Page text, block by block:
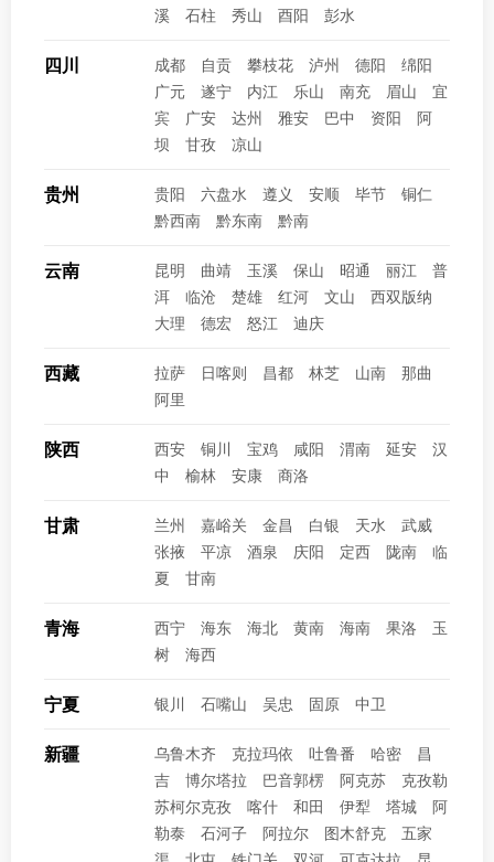
溪
石柱 秀山 酉阳 彭水
四川 成都 自贡 攀枝花 泸州 德阳
绵阳
广元
遂宁 内江 乐山 南充 眉山
宜
宾
广安 达州 雅安 巴中 资阳
阿
坝
甘孜 凉山
贵州 贵阳 六盘水 遵义 安顺 毕节
铜仁
黔西南
黔东南 黔南
云南 昆明 曲靖 玉溪 保山 昭通 丽江
普
洱
临沧 楚雄 红河 文山
西双版纳
大理
德宏 怒江 迪庆
西藏 拉萨 日喀则 昌都 林芝 山南
那曲
阿里
陕西 西安 铜川 宝鸡 咸阳 渭南 延安
汉
中
榆林 安康 商洛
甘肃 兰州 嘉峪关 金昌 白银 天水
武威
张掖
平凉 酒泉 庆阳 定西 陇南
临
夏
甘南
青海 西宁 海东 海北 黄南 海南 果洛
玉
树
海西
宁夏 银川 石嘴山 吴忠 固原 中卫
新疆 乌鲁木齐 克拉玛依 吐鲁番 哈密
昌
吉
博尔塔拉 巴音郭楞 阿克苏
克孜勒
苏柯尔克孜
喀什 和田 伊犁 塔城
阿
勒泰
石河子 阿拉尔 图木舒克
五家